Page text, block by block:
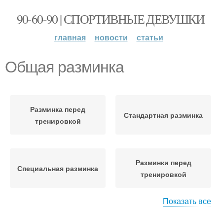
90-60-90 | СПОРТИВНЫЕ ДЕВУШКИ
главная новости статьи
Общая разминка
Разминка перед
тренировкой
Стандартная разминка
Специальная разминка
Разминки перед
тренировкой
Показать все